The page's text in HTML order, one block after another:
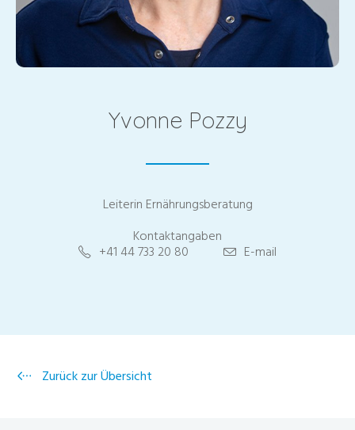
Yvonne Pozzy
Leiterin Ernährungsberatung
Kontaktangaben
+41 44 733 20 80 E-mail
Zurück zur Übersicht